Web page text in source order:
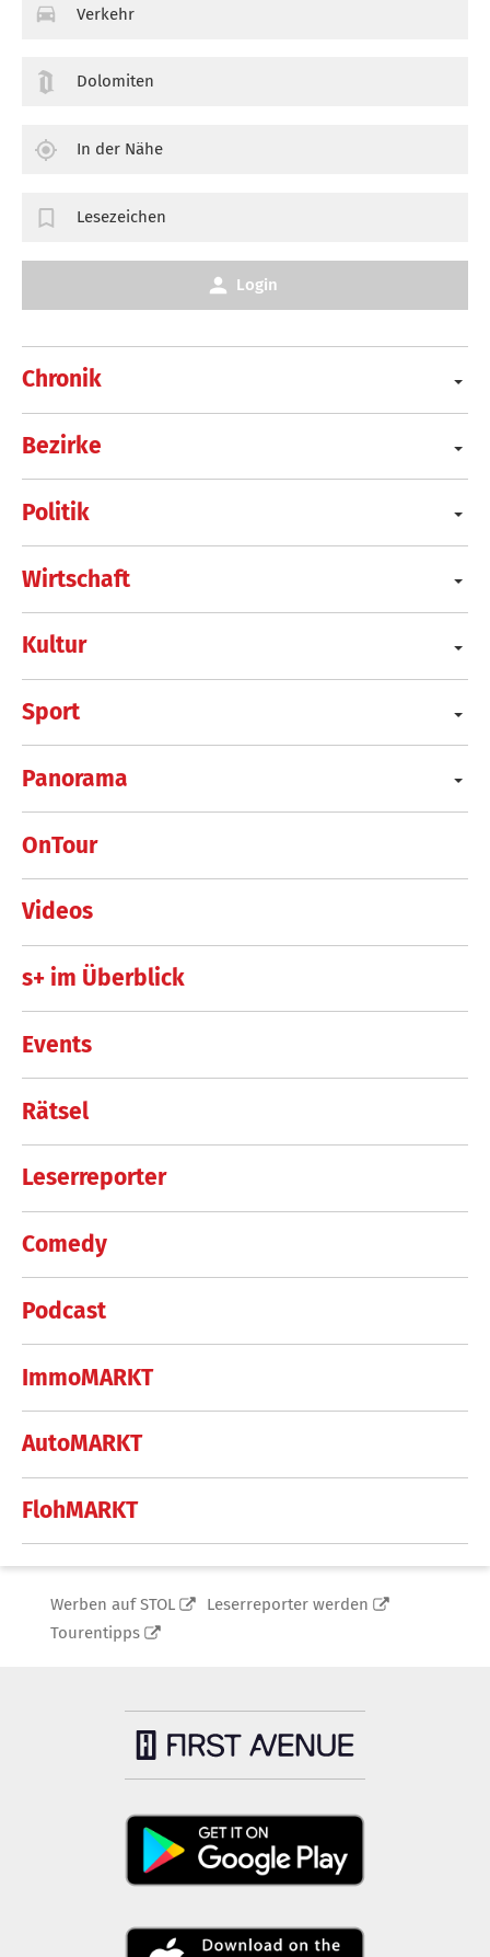
Chronik
Bezirke
Politik
Wirtschaft
Kultur
Sport
Panorama
OnTour
Videos
s+ im Überblick
Events
Rätsel
Leserreporter
Comedy
Podcast
ImmoMARKT
AutoMARKT
FlohMARKT
Verkehr
Dolomiten
In der Nähe
Lesezeichen
Login
Werben auf STOL
Leserreporter werden
Tourentipps